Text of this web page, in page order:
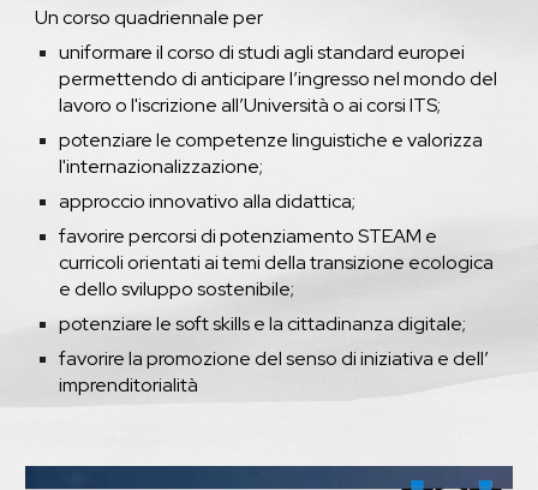
Un corso quadriennale per
uniformare il corso di studi agli standard europei
permettendo di anticipare l’ingresso nel mondo del
lavoro o l'iscrizione all’Università o ai corsi ITS;
potenziare le competenze linguistiche e valorizza
l'internazionalizzazione;
approccio innovativo alla didattica;
favorire percorsi di potenziamento STEAM e
curricoli orientati ai temi della transizione ecologica
e dello sviluppo sostenibile;
potenziare le soft skills e la cittadinanza digitale;
favorire la promozione del senso di iniziativa e dell’
imprenditorialità